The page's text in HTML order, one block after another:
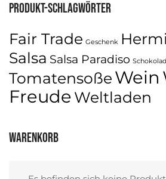
Produkt-Schlagwörter
Fair Trade Geschenk
Salsa Salsa Paradiso
Tomatensoße Wein
Freude Weltladen
Warenkorb